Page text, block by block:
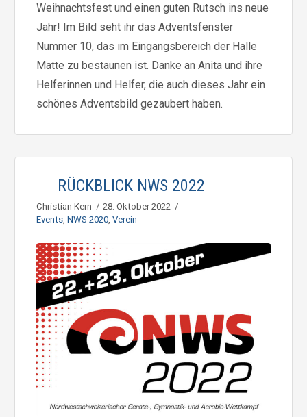
Weihnachtsfest und einen guten Rutsch ins neue
Jahr! Im Bild seht ihr das Adventsfenster
Nummer 10, das im Eingangsbereich der Halle
Matte zu bestaunen ist. Danke an Anita und ihre
Helferinnen und Helfer, die auch dieses Jahr ein
schönes Adventsbild gezaubert haben.
RÜCKBLICK NWS 2022
Christian Kern
28. Oktober 2022
Events, NWS 2020, Verein